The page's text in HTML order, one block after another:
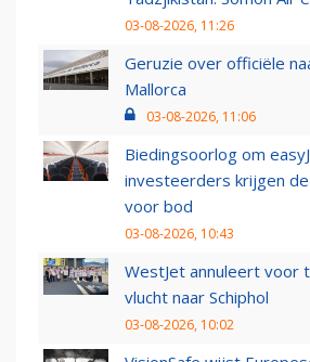
03-08-2026, 11:26
Geruzie over officiële
Mallorca
03-08-2026, 11:06
Biedingsoorlog om
investeerders krijgen
voor bod
03-08-2026, 10:43
WestJet annuleert voor
vlucht naar Schiphol
03-08-2026, 10:02